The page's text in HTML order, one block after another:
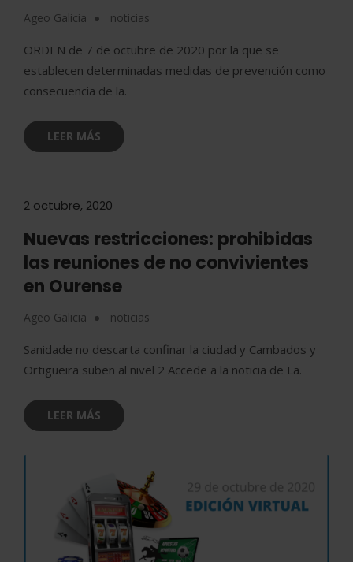
Ageo Galicia noticias
ORDEN de 7 de octubre de 2020 por la que se
establecen determinadas medidas de prevención como
consecuencia de la.
LEER MÁS
2 octubre, 2020
Nuevas restricciones: prohibidas
las reuniones de no convivientes
en Ourense
Ageo Galicia noticias
Sanidade no descarta confinar la ciudad y Cambados y
Ortigueira suben al nivel 2 Accede a la noticia de La.
LEER MÁS